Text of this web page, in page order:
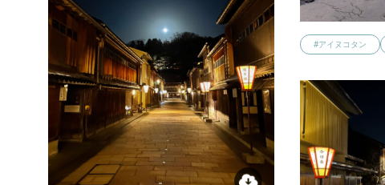
#アイヌコタン